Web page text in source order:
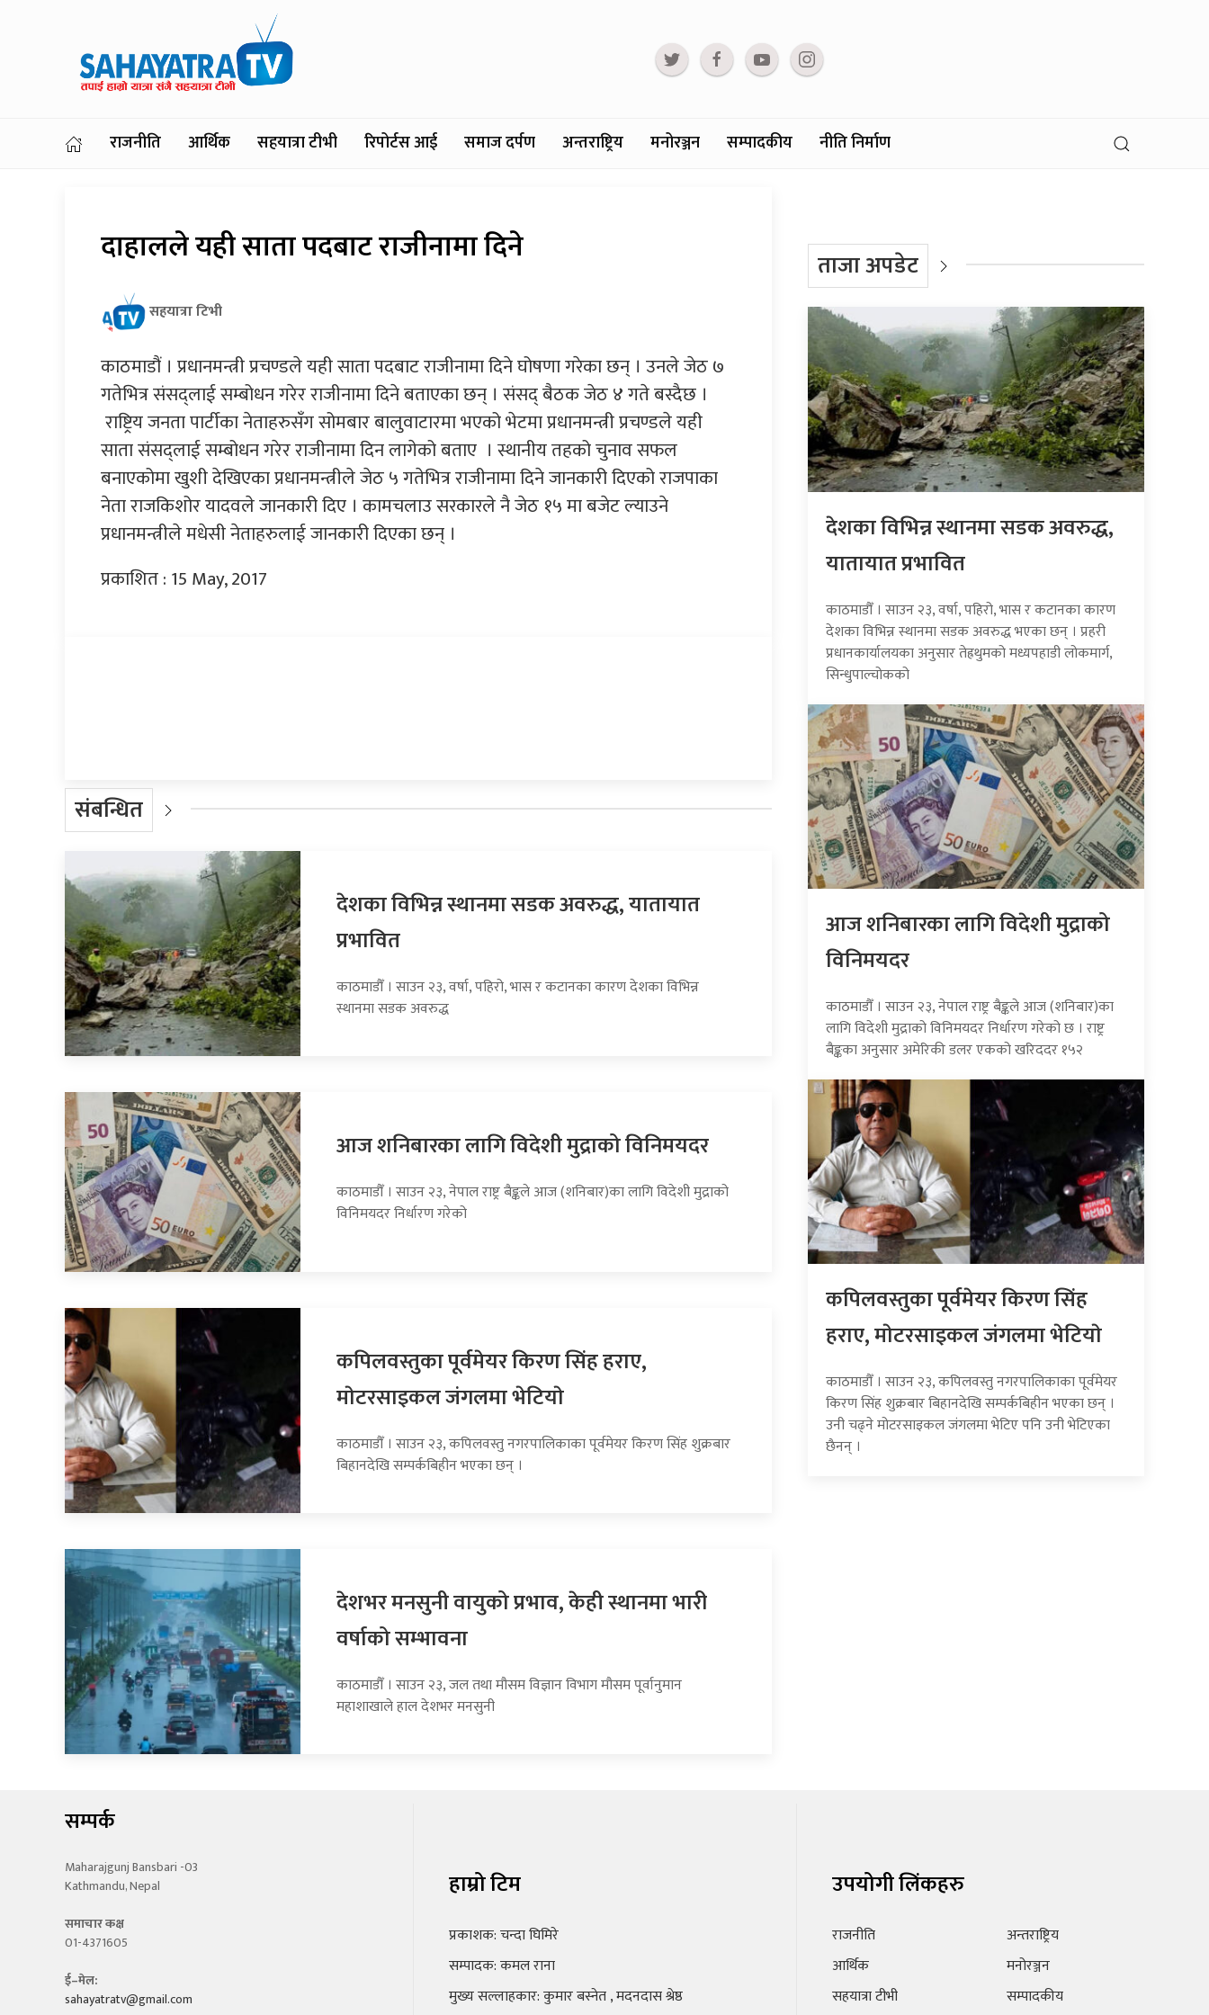
राजनीति आर्थिक सहयात्रा टीभी रिपोर्टस आई समाज दर्पण अन्तराष्ट्रिय मनोरञ्जन सम्पादकीय नीति निर्माण
दाहालले यही साता पदबाट राजीनामा दिने
सहयात्रा टिभी
काठमाडौं । प्रधानमन्त्री प्रचण्डले यही साता पदबाट राजीनामा दिने घोषणा गरेका छन् । उनले जेठ ७
गतेभित्र संसद्ला‌ई सम्बोधन गरेर राजीनामा दिने बताएका छन् । संसद् बैठक जेठ ४ गते बस्दैछ ।
राष्ट्रिय जनता पार्टीका नेताहरुसँग सोमबार बालुवाटारमा भएको भेटमा प्रधानमन्त्री प्रचण्डले यही
साता संसद्‌लाई सम्बोधन गरेर राजीनामा दिन लागेको बताए । स्थानीय तहको चुनाव सफल
बनाएकोमा खुशी देखिएका प्रधानमन्त्रीले जेठ ५ गतेभित्र राजीनामा दिने जानकारी दिएको राजपाका
नेता राजकिशोर यादवले जानकारी दिए । कामचलाउ सरकारले नै जेठ १५ मा बजेट ल्याउने
प्रधानमन्त्रीले मधेसी नेताहरुलाई जानकारी दिएका छन् ।
प्रकाशित : 15 May, 2017
संबन्धित
देशका विभिन्न स्थानमा सडक अवरुद्ध, यातायात
प्रभावित
काठमाडौँ । साउन २३, वर्षा, पहिरो, भास र कटानका कारण देशका विभिन्न
स्थानमा सडक अवरुद्ध
आज शनिबारका लागि विदेशी मुद्राको विनिमयदर
काठमाडौँ । साउन २३, नेपाल राष्ट्र बैङ्कले आज (शनिबार)का लागि विदेशी मुद्राको
विनिमयदर निर्धारण गरेको
कपिलवस्तुका पूर्वमेयर किरण सिंह हराए,
माेटरसाइकल जंगलमा भेटियाे
काठमाडौँ । साउन २३, कपिलवस्तु नगरपालिकाका पूर्वमेयर किरण सिंह शुक्रबार
बिहानदेखि सम्पर्कबिहीन भएका छन् ।
देशभर मनसुनी वायुको प्रभाव, केही स्थानमा भारी
वर्षाको सम्भावना
काठमाडौँ । साउन २३, जल तथा मौसम विज्ञान विभाग मौसम पूर्वानुमान
महाशाखाले हाल देशभर मनसुनी
ताजा अपडेट
देशका विभिन्न स्थानमा सडक अवरुद्ध,
यातायात प्रभावित
काठमाडौँ । साउन २३, वर्षा, पहिरो, भास र कटानका कारण
देशका विभिन्न स्थानमा सडक अवरुद्ध भएका छन् । प्रहरी
प्रधानकार्यालयका अनुसार तेह्रथुमको मध्यपहाडी लोकमार्ग,
सिन्धुपाल्चोकको
आज शनिबारका लागि विदेशी मुद्राको
विनिमयदर
काठमाडौँ । साउन २३, नेपाल राष्ट्र बैङ्कले आज (शनिबार)का
लागि विदेशी मुद्राको विनिमयदर निर्धारण गरेको छ । राष्ट्र
बैङ्कका अनुसार अमेरिकी डलर एकको खरिददर १५२
कपिलवस्तुका पूर्वमेयर किरण सिंह
हराए, माेटरसाइकल जंगलमा भेटियाे
काठमाडौँ । साउन २३, कपिलवस्तु नगरपालिकाका पूर्वमेयर
किरण सिंह शुक्रबार बिहानदेखि सम्पर्कबिहीन भएका छन् ।
उनी चढ्ने मोटरसाइकल जंगलमा भेटिए पनि उनी भेटिएका
छैनन् ।
सम्पर्क
Maharajgunj Bansbari -03
Kathmandu, Nepal
समाचार कक्ष
01-4371605
ई–मेल:
sahayatratv@gmail.com
हाम्रो टिम
प्रकाशक: चन्दा घिमिरे
सम्पादक: कमल राना
मुख्य सल्लाहकार: कुमार बस्नेत , मदनदास श्रेष्ठ
उपयोगी लिंकहरु
राजनीति
आर्थिक
सहयात्रा टीभी
अन्तराष्ट्रिय
मनोरञ्जन
सम्पादकीय